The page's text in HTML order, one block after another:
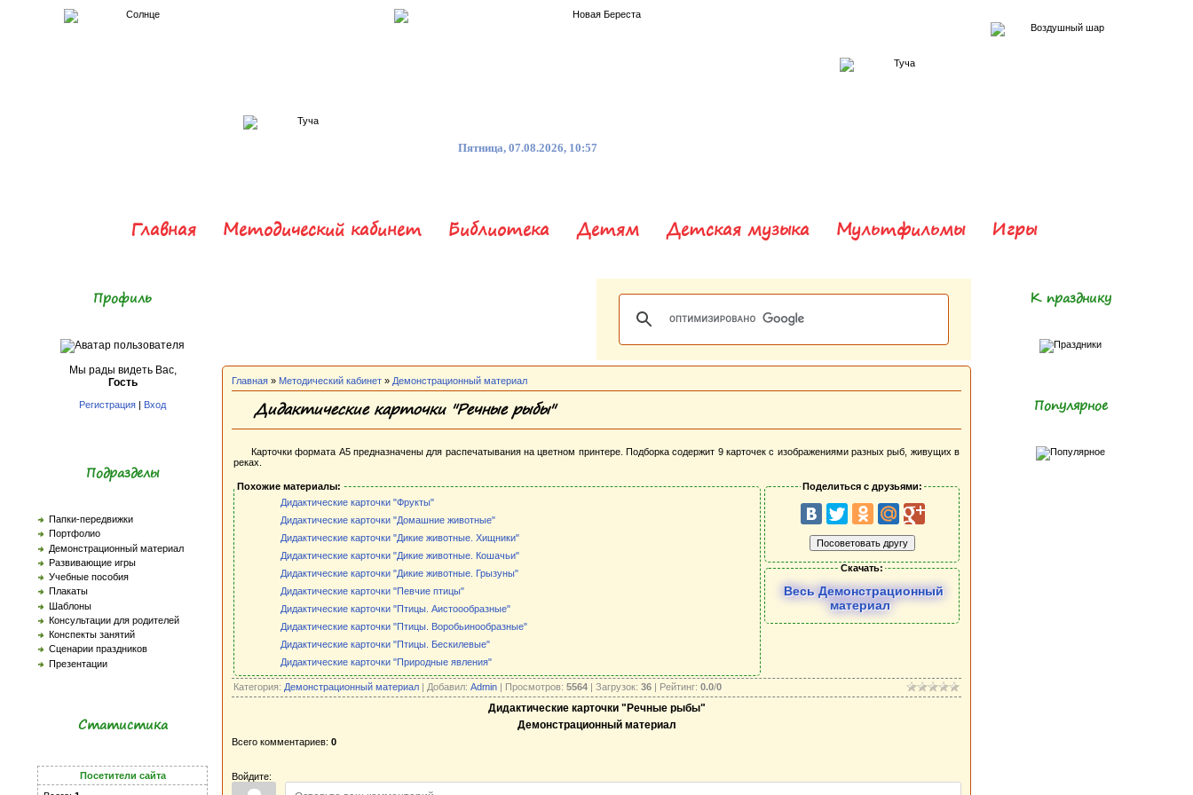
Пятница, 07.08.2026, 10:57
Главная Методический кабинет Библиотека Детям Детская музыка Мультфильмы Игры
Профиль
Мы рады видеть Вас,
Гость
Регистрация | Вход
Подразделы
Папки-передвижки
Портфолио
Демонстрационный материал
Развивающие игры
Учебные пособия
Плакаты
Шаблоны
Консультации для родителей
Конспекты занятий
Сценарии праздников
Презентации
Статистика
Посетители сайта
Главная » Методический кабинет » Демонстрационный материал
Дидактические карточки "Речные рыбы"
Карточки формата А5 предназначены для распечатывания на цветном принтере. Подборка содержит 9 карточек с изображениями разных рыб, живущих в
реках.
Похожие материалы:
Дидактические карточки "Фрукты"
Дидактические карточки "Домашние животные"
Дидактические карточки "Дикие животные. Хищники"
Дидактические карточки "Дикие животные. Кошачьи"
Дидактические карточки "Дикие животные. Грызуны"
Дидактические карточки "Певчие птицы"
Дидактические карточки "Птицы. Аистоообразные"
Дидактические карточки "Птицы. Воробьинообразные"
Дидактические карточки "Птицы. Бескилевые"
Дидактические карточки "Природные явления"
Поделиться с друзьями:
Скачать:
Весь Демонстрационный
материал
Категория: Демонстрационный материал | Добавил: Admin | Просмотров: 5564 | Загрузок: 36 | Рейтинг: 0.0/0
Дидактические карточки "Речные рыбы"
Демонстрационный материал
Всего комментариев: 0
Войдите:
К празднику
Популярное